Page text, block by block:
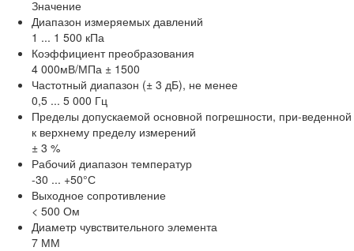
Значение
Диапазон измеряемых давлений
1 ... 1 500 кПа
Коэффициент преобразования
4 000мВ/МПа ± 1500
Частотный диапазон (± 3 дБ), не менее
0,5 ... 5 000 Гц
Пределы допускаемой основной погрешности, при-веденной
к верхнему пределу измерений
± 3 %
Рабочий диапазон температур
-30 ... +50°С
Выходное сопротивление
< 500 Ом
Диаметр чувствительного элемента
7 ММ